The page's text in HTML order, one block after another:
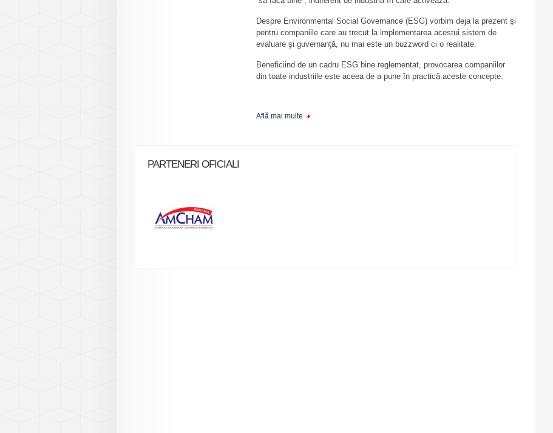
Despre Environmental Social Governance (ESG) vorbim deja la prezent şi
pentru companiile care au trecut la implementarea acestui sistem de
evaluare şi guvernanţă, nu mai este un buzzword ci o realitate.
Beneficiind de un cadru ESG bine reglementat, provocarea companiilor
din toate industriile este aceea de a pune în practică aceste concepte.
Află mai multe
PARTENERI OFICIALI